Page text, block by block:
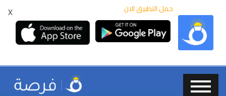
X حمل التطبيق الان